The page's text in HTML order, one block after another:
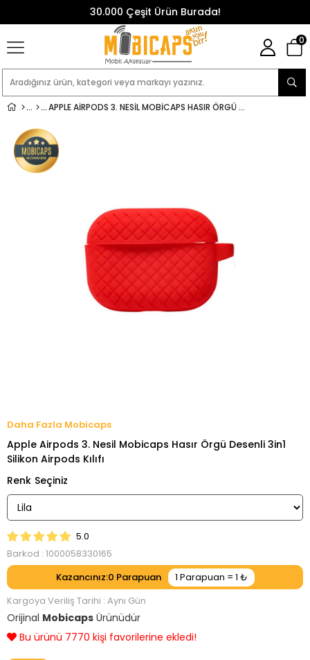
30.000 Çeşit Ürün Burada!
0
APPLE AIRPODS 3. NESIL MOBICAPS HASIR ÖRGÜ DESENLI 3IN1 SILIKON AIRPODS KILIFI
Mobicaps
Apple Airpods 3. Nesil Mobicaps Hasır Örgü Desenli 3in1
Silikon Airpods Kılıfı
Renk
5.0
Barkod : 1000058330165
Kazancınız:0
Kargoya Veriliş Tarihi : Aynı Gün
Orijinal Mobicaps Ürünüdür
Son 24 saatte 3320 kişi görüntüledi!